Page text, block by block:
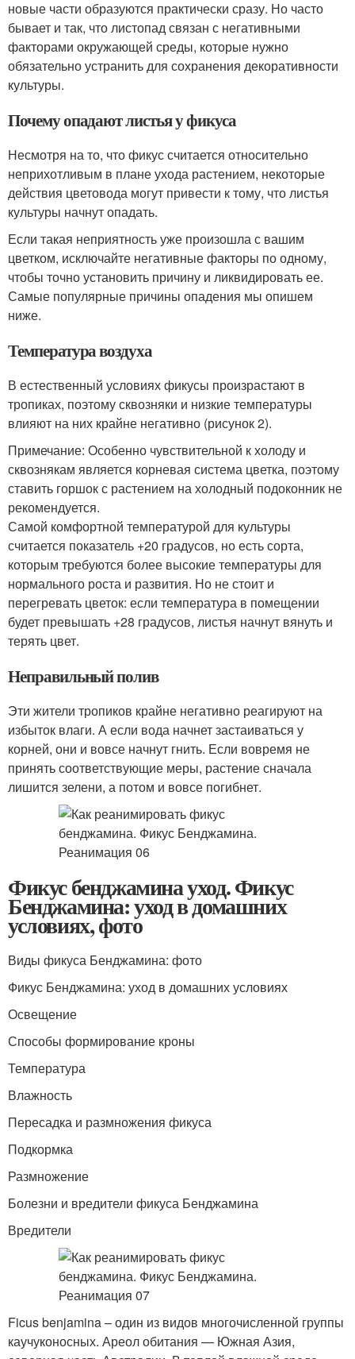
новые части образуются практически сразу. Но часто
бывает и так, что листопад связан с негативными
факторами окружающей среды, которые нужно
обязательно устранить для сохранения декоративности
культуры.
Почему опадают листья у фикуса
Несмотря на то, что фикус считается относительно
неприхотливым в плане ухода растением, некоторые
действия цветовода могут привести к тому, что листья
культуры начнут опадать.
Если такая неприятность уже произошла с вашим
цветком, исключайте негативные факторы по одному,
чтобы точно установить причину и ликвидировать ее.
Самые популярные причины опадения мы опишем
ниже.
Температура воздуха
В естественный условиях фикусы произрастают в
тропиках, поэтому сквозняки и низкие температуры
влияют на них крайне негативно (рисунок 2).
Примечание: Особенно чувствительной к холоду и
сквознякам является корневая система цветка, поэтому
ставить горшок с растением на холодный подоконник не
рекомендуется.
Самой комфортной температурой для культуры
считается показатель +20 градусов, но есть сорта,
которым требуются более высокие температуры для
нормального роста и развития. Но не стоит и
перегревать цветок: если температура в помещении
будет превышать +28 градусов, листья начнут вянуть и
терять цвет.
Неправильный полив
Эти жители тропиков крайне негативно реагируют на
избыток влаги. А если вода начнет застаиваться у
корней, они и вовсе начнут гнить. Если вовремя не
принять соответствующие меры, растение сначала
лишится зелени, а потом и вовсе погибнет.
Фикус бенджамина уход. Фикус
Бенджамина: уход в домашних
условиях, фото
Виды фикуса Бенджамина: фото
Фикус Бенджамина: уход в домашних условиях
Освещение
Способы формирование кроны
Температура
Влажность
Пересадка и размножения фикуса
Подкормка
Размножение
Болезни и вредители фикуса Бенджамина
Вредители
Ficus benjamina – один из видов многочисленной группы
каучуконосных. Ареол обитания — Южная Азия,